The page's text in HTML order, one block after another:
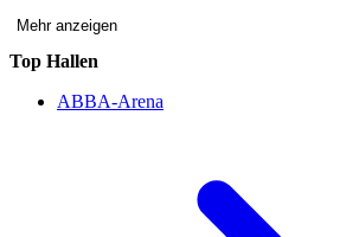
Mehr anzeigen
Top Hallen
ABBA-Arena